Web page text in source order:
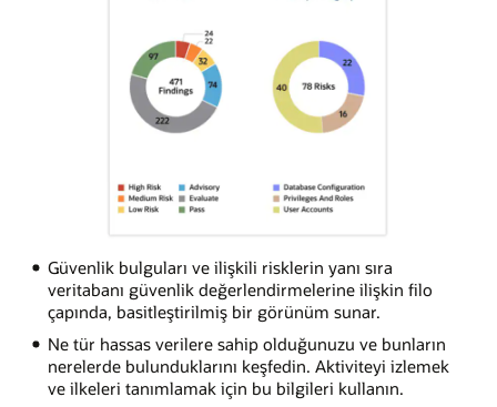
Güvenlik bulguları ve ilişkili risklerin yanı sıra
veritabanı güvenlik değerlendirmelerine ilişkin filo
çapında, basitleştirilmiş bir görünüm sunar.
Ne tür hassas verilere sahip olduğunuzu ve bunların
nerelerde bulunduklarını keşfedin. Aktiviteyi izlemek
ve ilkeleri tanımlamak için bu bilgileri kullanın.